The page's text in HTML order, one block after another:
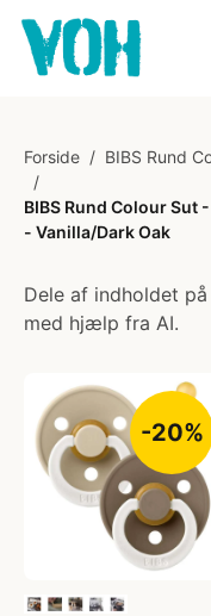
Forside / BIBS Rund
/
BIBS Rund Colour Sut
- Vanilla/Dark Oak
Dele af indholdet
med hjælp fra AI.
-20%